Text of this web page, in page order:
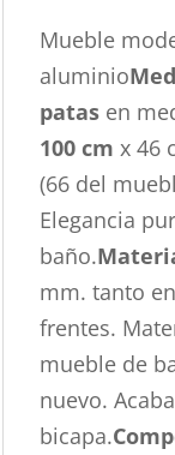
Mueble
aluminio
patas en
100 cm x 46
(66 del
Elegancia
baño.
mm. tanto
frentes.
mueble de
nuevo.
bicapa.